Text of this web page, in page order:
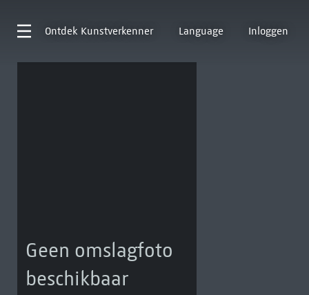
Ontdek Kunstverkenner Language Inloggen
Geen omslagfoto
beschikbaar